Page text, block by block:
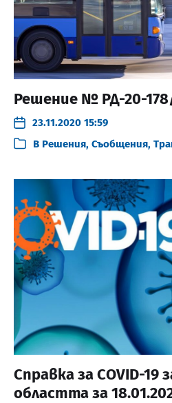
Решение № РД-20-178/
23.11.2020 15:59
В Решения, Съобщения,
Справка за COVID-19
областта за